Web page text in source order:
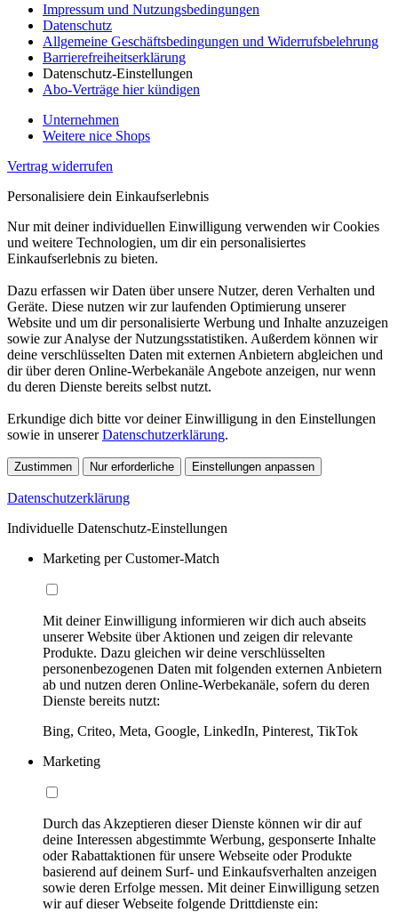
Impressum und Nutzungsbedingungen
Datenschutz
Allgemeine Geschäftsbedingungen und Widerrufsbelehrung
Barrierefreiheitserklärung
Datenschutz-Einstellungen
Abo-Verträge hier kündigen
Unternehmen
Weitere nice Shops
Vertrag widerrufen
Personalisiere dein Einkaufserlebnis
Nur mit deiner individuellen Einwilligung verwenden wir Cookies
und weitere Technologien, um dir ein personalisiertes
Einkaufserlebnis zu bieten.
Dazu erfassen wir Daten über unsere Nutzer, deren Verhalten und
Geräte. Diese nutzen wir zur laufenden Optimierung unserer
Website und um dir personalisierte Werbung und Inhalte anzuzeigen
sowie zur Analyse der Nutzungsstatistiken. Außerdem können wir
deine verschlüsselten Daten mit externen Anbietern abgleichen und
dir über deren Online-Werbekanäle Angebote anzeigen, nur wenn
du deren Dienste bereits selbst nutzt.
Erkundige dich bitte vor deiner Einwilligung in den Einstellungen
sowie in unsererDatenschutzerklärung.
Zustimmen Nur erforderliche Einstellungen anpassen
Datenschutzerklärung
Individuelle Datenschutz-Einstellungen
Marketing per Customer-Match
Mit deiner Einwilligung informieren wir dich auch abseits
unserer Website über Aktionen und zeigen dir relevante
Produkte. Dazu gleichen wir deine verschlüsselten
personenbezogenen Daten mit folgenden externen Anbietern
ab und nutzen deren Online-Werbekanäle, sofern du deren
Dienste bereits nutzt:
Bing, Criteo, Meta, Google, LinkedIn, Pinterest, TikTok
Marketing
Durch das Akzeptieren dieser Dienste können wir dir auf
deine Interessen abgestimmte Werbung, gesponserte Inhalte
oder Rabattaktionen für unsere Webseite oder Produkte
basierend auf deinem Surf- und Einkaufsverhalten anzeigen
sowie deren Erfolge messen. Mit deiner Einwilligung setzen
wir auf dieser Webseite folgende Drittdienste ein: